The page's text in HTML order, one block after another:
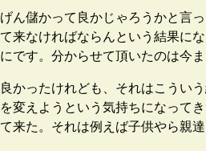
ん儲かって良かじゃろうかと言
来なければならんという結果に
です。分からせて頂いたのは今
かったけれども、それはこうい
変えようという気持ちになって
来た。それは例えば子供やら親